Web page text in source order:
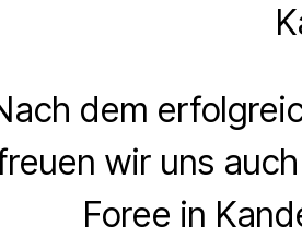
dem
wir uns
Foree in